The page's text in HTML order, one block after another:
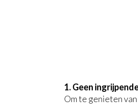
1. Geen
Om te genieten